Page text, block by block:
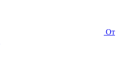
От